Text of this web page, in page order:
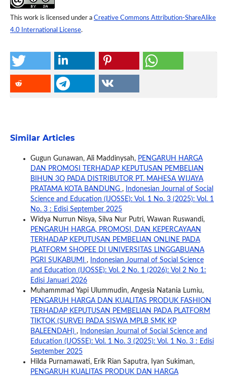
This work is licensed under a Creative Commons Attribution-ShareAlike
4.0 International License.
Similar Articles
Gugun Gunawan, Ali Maddinysah, PENGARUH HARGA
DAN PROMOSI TERHADAP KEPUTUSAN PEMBELIAN
BIHUN 3Q PADA DISTRIBUTOR PT. MAHESA WIJAYA
PRATAMA KOTA BANDUNG ,
Indonesian Journal of Social
Science and Education (IJOSSE): Vol. 1 No. 3 (2025): Vol. 1
No. 3 : Edisi September 2025
Widya Nurrun Nisya, Silva Nur Putri, Wawan Ruswandi,
PENGARUH HARGA, PROMOSI, DAN KEPERCAYAAN
TERHADAP KEPUTUSAN PEMBELIAN ONLINE PADA
PLATFORM SHOPEE DI UNIVERSITAS LINGGABUANA
PGRI SUKABUMI ,
Indonesian Journal of Social Science
and Education (IJOSSE): Vol. 2 No. 1 (2026): Vol 2 No 1:
Edisi Januari 2026
Muhammmad Yapi Ulummudin, Angesia Natania Lumiu,
PENGARUH HARGA DAN KUALITAS PRODUK FASHION
TERHADAP KEPUTUSAN PEMBELIAN PADA PLATFORM
TIKTOK (SURVEI PADA SISWA MPLB SMK KP
BALEENDAH) ,
Indonesian Journal of Social Science and
Education (IJOSSE): Vol. 1 No. 3 (2025): Vol. 1 No. 3 : Edisi
September 2025
Hilda Purnamawati, Erik Rian Saputra, Iyan Sukiman,
PENGARUH KUALITAS PRODUK DAN HARGA